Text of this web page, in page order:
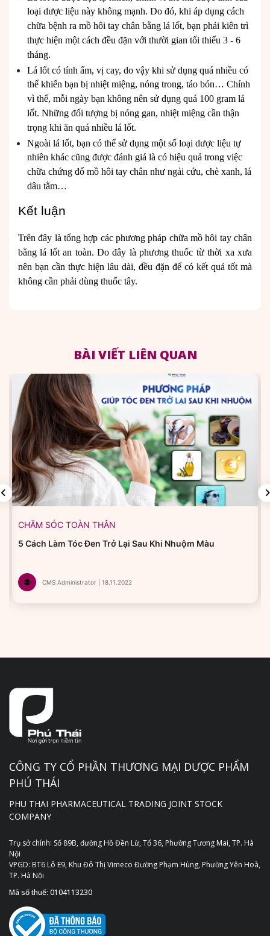
loại dược liệu này không mạnh. Do đó, khi áp dụng cách
chữa bệnh ra mồ hôi tay chân bằng lá lốt, bạn phải kiên trì
thực hiện một cách đều đặn với thười gian tối thiểu 3 - 6
tháng.
Lá lốt có tính ấm, vị cay, do vậy khi sử dụng quá nhiều có
thể khiến bạn bị nhiệt miệng, nóng trong, táo bón… Chính
vì thế, mỗi ngày bạn không nên sử dụng quá 100 gram lá
lốt. Những đối tượng bị nóng gan, nhiệt miệng cần thận
trọng khi ăn quá nhiều lá lốt.
Ngoài lá lốt, bạn có thể sử dụng một số loại dược liệu tự
nhiên khác cũng được đánh giá là có hiệu quả trong việc
chữa chứng đổ mồ hôi tay chân như ngải cứu, chè xanh, lá
dâu tằm…
Kết luận
Trên đây là tổng hợp các phương pháp chữa mồ hôi tay chân
bằng lá lốt an toàn. Do đây là phương thuốc từ thời xa xưa
nên bạn cần thực hiện lâu dài, đều đặn để có kết quả tốt mà
không cần phải dùng thuốc tây.
BÀI VIẾT LIÊN QUAN
CHĂM SÓC TOÀN THÂN
5 Cách Làm Tóc Đen Trở Lại Sau Khi Nhuộm Màu
CMS Administrator | 18.11.2022
CÔNG TY CỔ PHẦN THƯƠNG MẠI DƯỢC PHẨM
PHÚ THÁI
PHU THAI PHARMACEUTICAL TRADING JOINT STOCK
COMPANY
Trụ sở chính: Số 89B, đường Hồ Đền Lừ, Tổ 36, Phường Tương Mai, TP. Hà
Nội
VPGD: BT6 Lô E9, Khu Đô Thị Vimeco Đường Phạm Hùng, Phường Yên Hoà,
TP. Hà Nội
Mã số thuế: 0104113230